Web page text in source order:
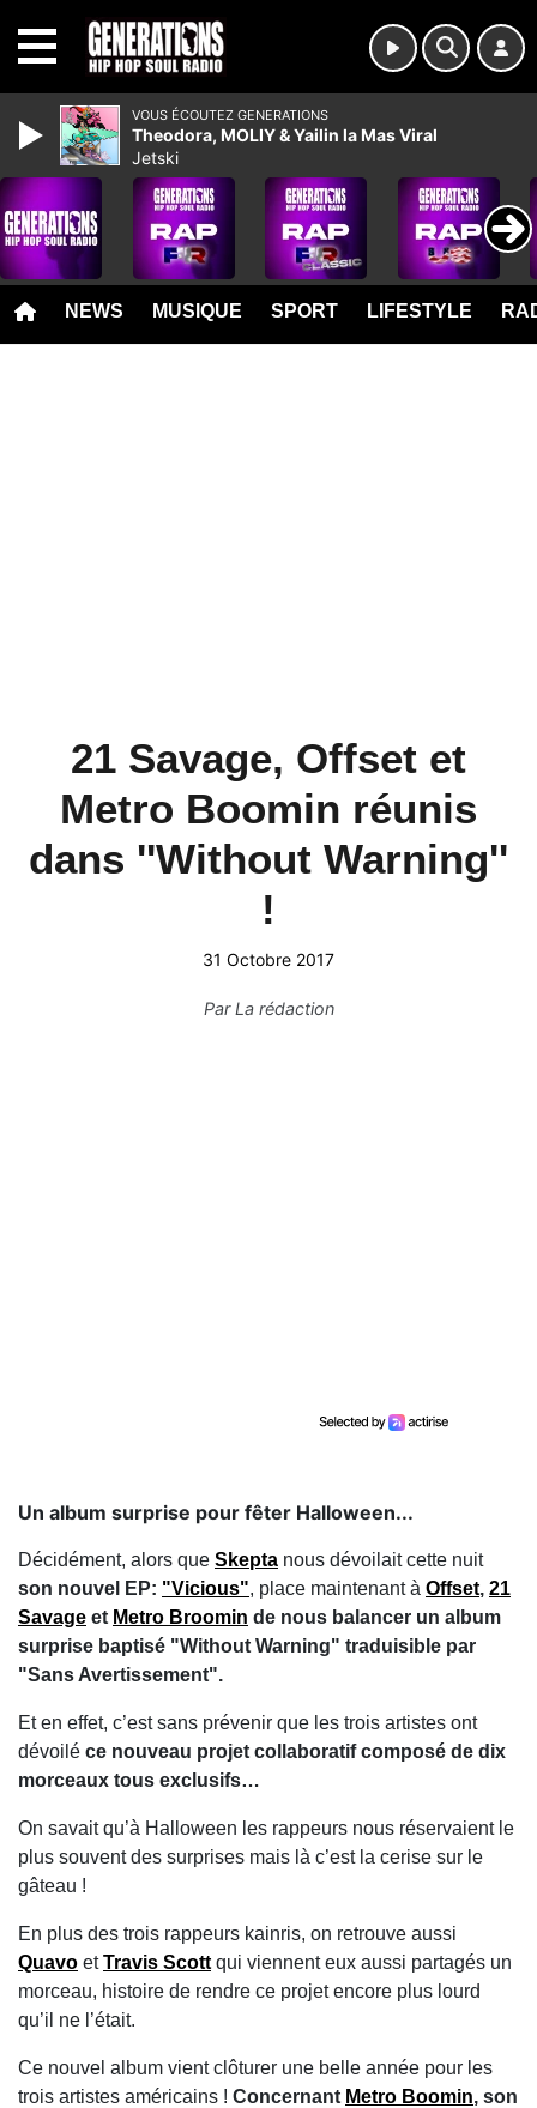
NEWS MUSIQUE SPORT LIFESTYLE
21 Savage, Offset et
Metro Boomin réunis
dans ''Without Warning''
!
31 Octobre 2017
ParLa rédaction
Un album surprise pour fêter Halloween...
Décidément, alors que Skepta nous dévoilait cette nuit
son nouvel EP: "Vicious", place maintenant à Offset, 21
Savage et Metro Broomin de nous balancer un album
surprise baptisé "Without Warning" traduisible par
"Sans Avertissement".
Et en effet, c’est sans prévenir que les trois artistes ont
dévoilé ce nouveau projet collaboratif composé de dix
morceaux tous exclusifs…
On savait qu’à Halloween les rappeurs nous réservaient le
plus souvent des surprises mais là c’est la cerise sur le
gâteau !
En plus des trois rappeurs kainris, on retrouve aussi
Quavo etTravis Scott qui viennent eux aussi partagés un
morceau, histoire de rendre ce projet encore plus lourd
qu’il ne l’était.
Ce nouvel album vient clôturer une belle année pour les
trois artistes américains ! Concernant Metro Boomin, son
VOUS ÉCOUTEZ GENERATIONS
Theodora, MOLIY & Yailin la Mas Viral
Jetski